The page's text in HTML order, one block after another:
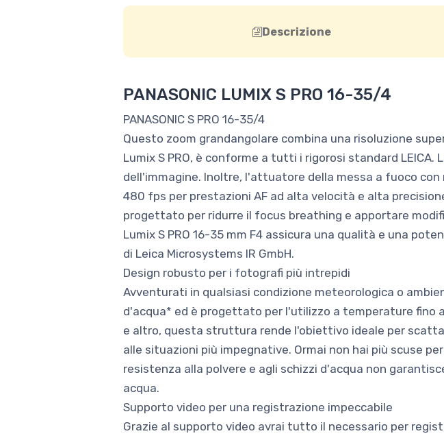
Descrizione
PANASONIC LUMIX S PRO 16-35/4
PANASONIC S PRO 16-35/4
Questo zoom grandangolare combina una risoluzione
Lumix S PRO, è conforme a tutti i rigorosi standard
dell'immagine. Inoltre, l'attuatore della messa a fuoco
480 fps per prestazioni AF ad alta velocità e alta
progettato per ridurre il focus breathing e apportare
Lumix S PRO 16-35 mm F4 assicura una qualità e una
di Leica Microsystems IR GmbH.
Design robusto per i fotografi più intrepidi
Avventurati in qualsiasi condizione meteorologica o
d'acqua* ed è progettato per l'utilizzo a temperature fino
e altro, questa struttura rende l'obiettivo ideale per
alle situazioni più impegnative. Ormai non hai più scuse
resistenza alla polvere e agli schizzi d'acqua non
acqua.
Supporto video per una registrazione impeccabile
Grazie al supporto video avrai tutto il necessario per